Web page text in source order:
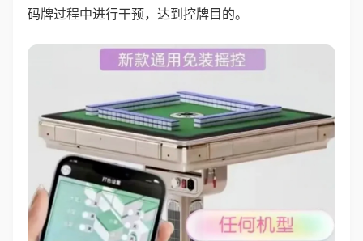
码牌过程中进行干预，达到控牌目的。